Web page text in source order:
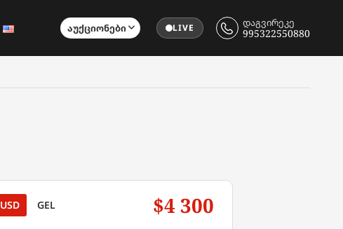
Აუქციონები LIVE დაგვირეკე
995322550880
USD GEL $4 300